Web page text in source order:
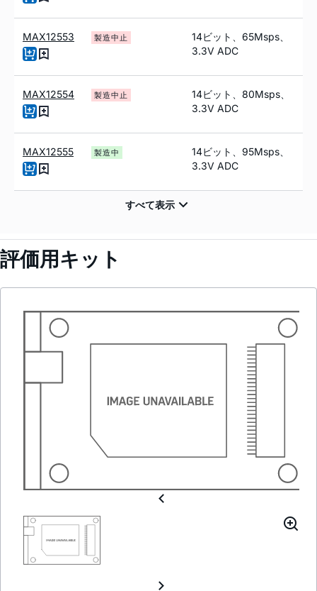
MAX12553 製造中止
14ビット、65Msps、
3.3V ADC
MAX12554 製造中止
14ビット、80Msps、
3.3V ADC
MAX12555 製造中
14ビット、95Msps、
3.3V ADC
評価用キット